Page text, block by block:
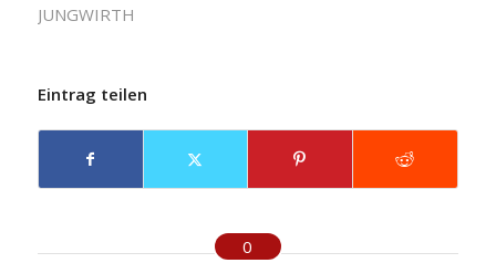
JUNGWIRTH
Eintrag teilen
0